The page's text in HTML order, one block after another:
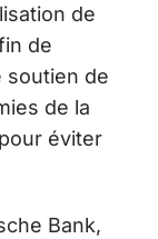
de
de
soutien de
de la
éviter
Bank,